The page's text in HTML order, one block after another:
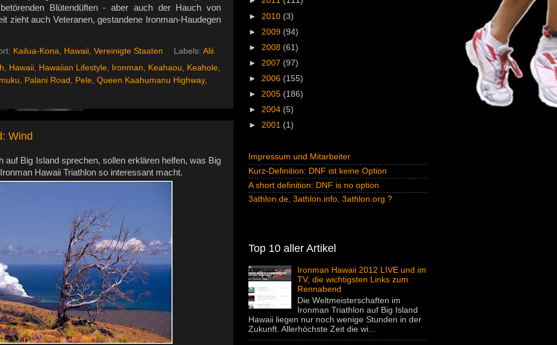
Blütendüften - aber auch der Hauch von
zieht auch Veteranen, gestandene Ironman-Haudegen
Kailua-Kona, Hawaii, Vereinigte Staaten Labels: Alii
Hawaii Hawaiian Lifestyle Ironman Keahaou Keahole
Palani Road Pele Queen Kaahumanu Highway,
Wind
auf Big Island sprechen, sollen erklären helfen, was Big
Hawaii Triathlon so interessant macht.
► 2010 (3)
► 2009 (94)
► 2008 (61)
► 2007 (97)
► 2006 (155)
► 2005 (186)
► 2004 (5)
► 2001 (1)
Impressum und Mitarbeiter
Kurz-Definition: DNF ist keine Option
A short definition: DNF is no option
3athlon.de, 3athlon.info, 3athlon.org ?
Top 10 aller Artikel
Ironman Hawaii 2012 LIVE und im
TV, die wichtigsten Links zum
Rennabend
Die Weltmeisterschaften im
Ironman Triathlon auf Big Island
Hawaii liegen nur noch wenige Stunden in der
Zukunft. Allerhöchste Zeit die wi...